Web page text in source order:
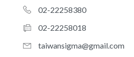
02-22258380
02-22258018
taiwansigma@gmail.com